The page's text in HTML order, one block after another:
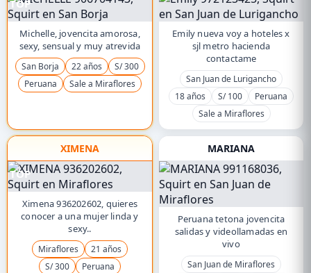
TOP
Michelle, jovencita amorosa,
sexy, sensual y muy atrevida
San Borja 22 años
S/ 300
Peruana
Sale a Miraflores
Emily nueva voy a hoteles x
sjl metro hacienda
contactame
San Juan de Lurigancho
18 años
S/ 100
Peruana
Sale a Miraflores
XIMENA
TOP
Ximena 936202602, quieres
conocer a una mujer linda y
sexy..
Miraflores
21 años
S/ 300
Peruana
MARIANA
Peruana tetona jovencita
salidas y videollamadas en
vivo
San Juan de Miraflores